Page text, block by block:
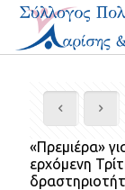
«Πρεμιέρα»
ερχόμενη